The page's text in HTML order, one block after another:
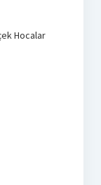
Hocalar